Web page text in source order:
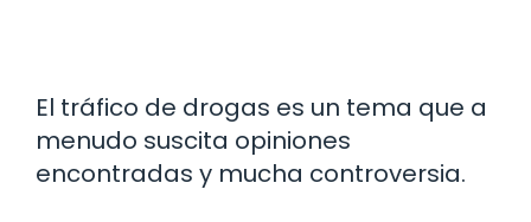
El tráfico de drogas es un tema que a
menudo suscita opiniones
encontradas y mucha controversia.